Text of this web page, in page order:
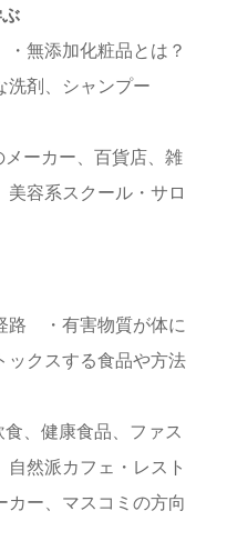
無添加化粧品とは？
剤、シャンプー
ーカー、百貨店、雑
容系スクール・サロ
路 ・有害物質が体に
クスする食品や方法
、健康食品、ファス
然派カフェ・レスト
ー、マスコミの方向